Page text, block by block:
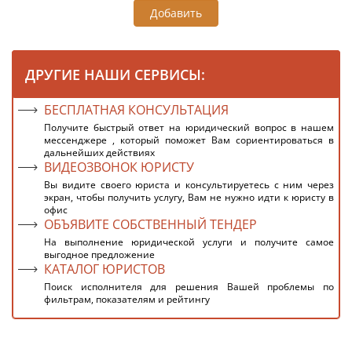
Добавить
ДРУГИЕ НАШИ СЕРВИСЫ:
БЕСПЛАТНАЯ КОНСУЛЬТАЦИЯ
Получите быстрый ответ на юридический вопрос в нашем
мессенджере , который поможет Вам сориентироваться в
дальнейших действиях
ВИДЕОЗВОНОК ЮРИСТУ
Вы видите своего юриста и консультируетесь с ним через
экран, чтобы получить услугу, Вам не нужно идти к юристу в
офис
ОБЪЯВИТЕ СОБСТВЕННЫЙ ТЕНДЕР
На выполнение юридической услуги и получите самое
выгодное предложение
КАТАЛОГ ЮРИСТОВ
Поиск исполнителя для решения Вашей проблемы по
фильтрам, показателям и рейтингу